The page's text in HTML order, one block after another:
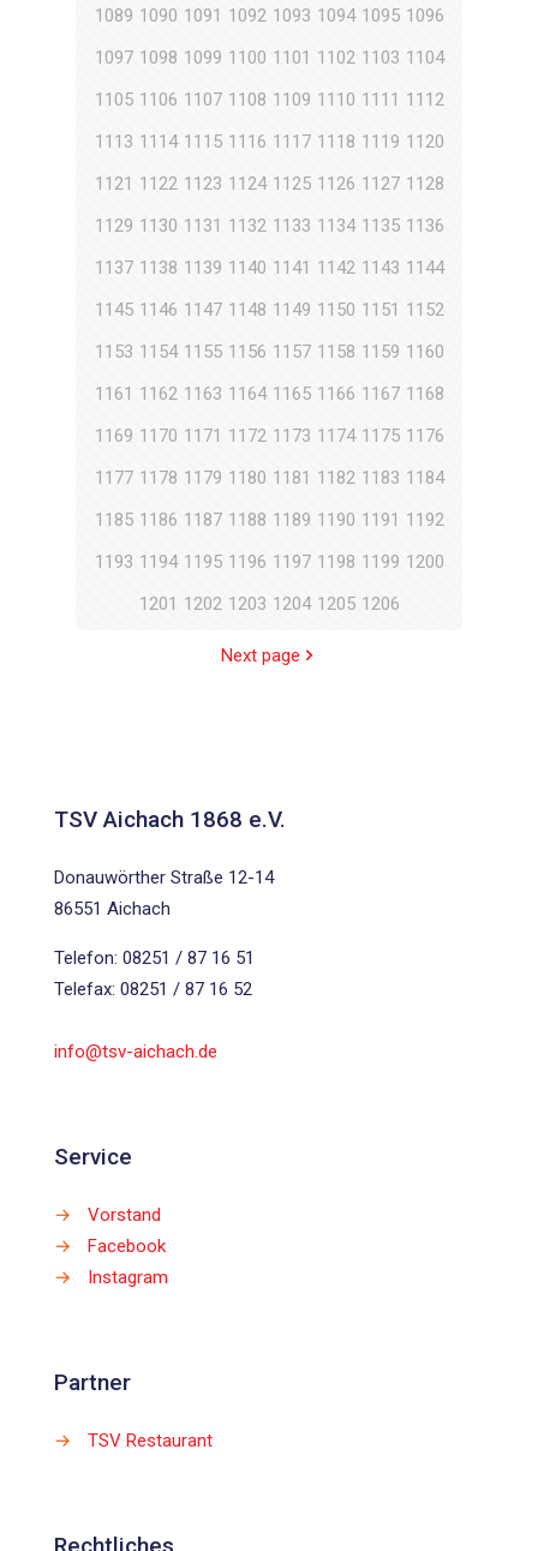
1089 1090 1091 1092 1093 1094 1095 1096
1097 1098 1099 1100 1101 1102 1103 1104
1105 1106 1107 1108 1109 1110 1111 1112
1113 1114 1115 1116 1117 1118 1119 1120
1121 1122 1123 1124 1125 1126 1127 1128
1129 1130 1131 1132 1133 1134 1135 1136
1137 1138 1139 1140 1141 1142 1143 1144
1145 1146 1147 1148 1149 1150 1151 1152
1153 1154 1155 1156 1157 1158 1159 1160
1161 1162 1163 1164 1165 1166 1167 1168
1169 1170 1171 1172 1173 1174 1175 1176
1177 1178 1179 1180 1181 1182 1183 1184
1185 1186 1187 1188 1189 1190 1191 1192
1193 1194 1195 1196 1197 1198 1199 1200
1201 1202 1203 1204 1205 1206
Next page
TSV Aichach 1868 e.V.
Donauwörther Straße 12-14
86551 Aichach
Telefon: 08251 / 87 16 51
Telefax: 08251 / 87 16 52
info@tsv-aichach.de
Service
→
Vorstand
→
Facebook
→
Instagram
Partner
→ TSV Restaurant